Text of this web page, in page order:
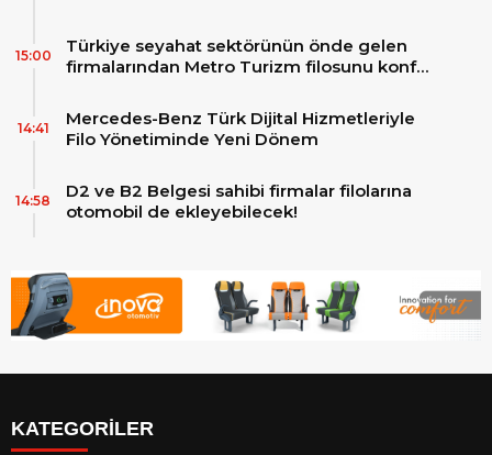
Türkiye seyahat sektörünün önde gelen
firmalarından Metro Turizm filosunu konfor
MAN Skyliner ile güçlendirdi!
15:00
Mercedes-Benz Türk Dijital Hizmetleriyle
Filo Yönetiminde Yeni Dönem
14:41
D2 ve B2 Belgesi sahibi firmalar filolarına
otomobil de ekleyebilecek!
14:58
KATEGORİLER